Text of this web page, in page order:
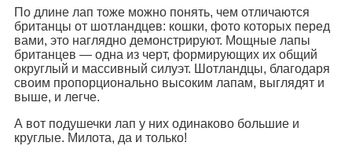
По длине лап тоже можно понять, чем отличаются
британцы от шотландцев: кошки, фото которых перед
вами, это наглядно демонстрируют. Мощные лапы
британцев — одна из черт, формирующих их общий
округлый и массивный силуэт. Шотландцы, благодаря
своим пропорционально высоким лапам, выглядят и
выше, и легче.
А вот подушечки лап у них одинаково большие и
круглые. Милота, да и только!